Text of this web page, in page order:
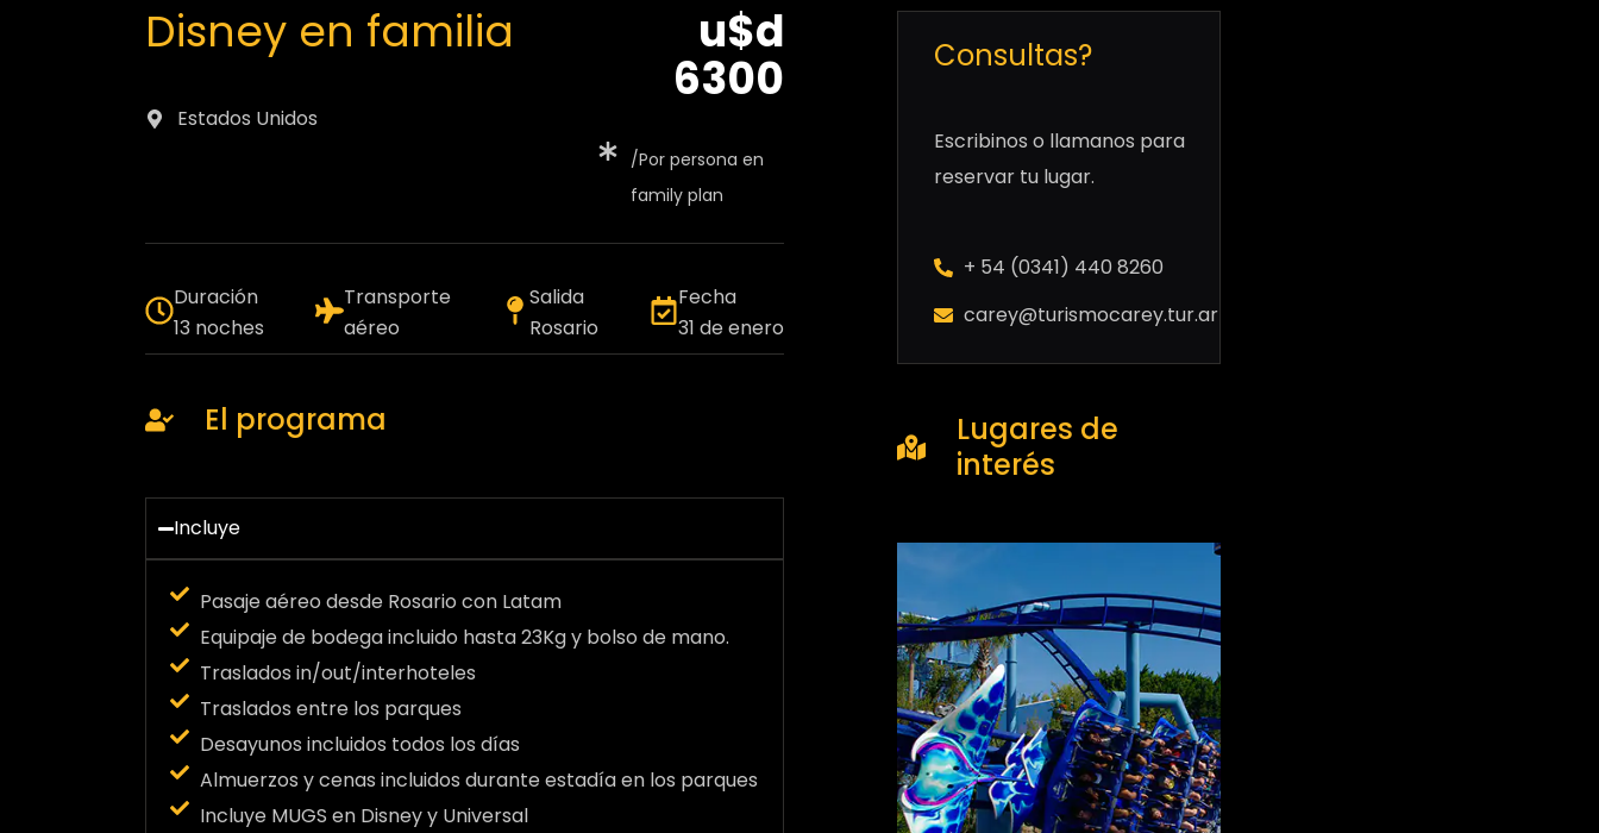
Disney en familia
Estados Unidos
u$d
6300
/Por persona en
family plan
Duración
13 noches
Transporte
aéreo
Salida
Rosario
Fecha
31 de enero
El programa
Incluye
Pasaje aéreo desde Rosario con Latam
Equipaje de bodega incluido hasta 23Kg y bolso de mano.
Traslados in/out/interhoteles
Traslados entre los parques
Desayunos incluidos todos los días
Almuerzos y cenas incluidos durante estadía en los parques
Incluye MUGS en Disney y Universal
Consultas?
Escribinos o llamanos para
reservar tu lugar.
+ 54 (0341) 440 8260
carey@turismocarey.tur.ar
Lugares de
interés